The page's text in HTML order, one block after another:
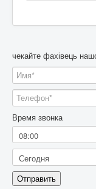
чекайте фахівець
Время звонка
Отправить